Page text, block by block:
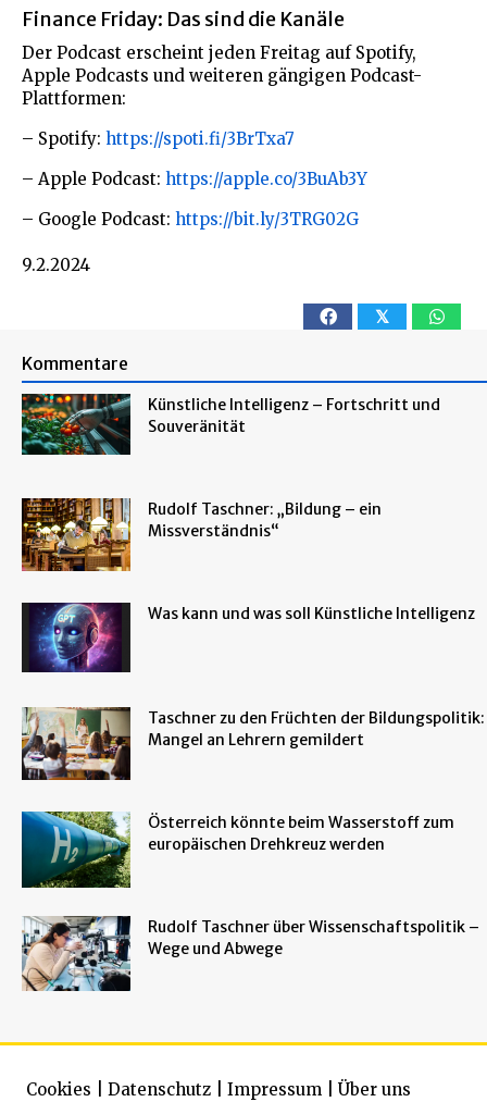
Finance Friday: Das sind die Kanäle
Der Podcast erscheint jeden Freitag auf Spotify,
Apple Podcasts und weiteren gängigen Podcast-
Plattformen:
– Spotify: https://spoti.fi/3BrTxa7
– Apple Podcast: https://apple.co/3BuAb3Y
– Google Podcast: https://bit.ly/3TRG02G
9.2.2024
𝕏
Kommentare
Künstliche Intelligenz – Fortschritt und
Souveränität
Rudolf Taschner: „Bildung – ein
Missverständnis“
Was kann und was soll Künstliche Intelligenz
Taschner zu den Früchten der Bildungspolitik:
Mangel an Lehrern gemildert
Österreich könnte beim Wasserstoff zum
europäischen Drehkreuz werden
Rudolf Taschner über Wissenschaftspolitik –
Wege und Abwege
Cookies Datenschutz Impressum Über uns